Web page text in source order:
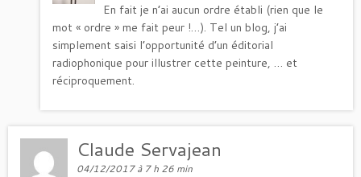
En fait je n’ai aucun ordre établi (rien que le
mot « ordre » me fait peur !…). Tel un blog, j’ai
simplement saisi l’opportunité d’un éditorial
radiophonique pour illustrer cette peinture, … et
réciproquement.
Claude Servajean
04/12/2017 à 7 h 26 min